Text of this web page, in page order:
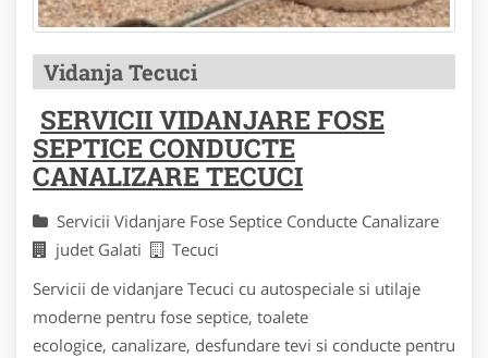
Vidanja Tecuci
SERVICII VIDANJARE FOSE
SEPTICE CONDUCTE
CANALIZARE TECUCI
Servicii Vidanjare Fose Septice Conducte Canalizare
judet Galati
Tecuci
Servicii de vidanjare Tecuci cu autospeciale si utilaje
moderne pentru fose septice, toalete
ecologice, canalizare, desfundare tevi si conducte pentru